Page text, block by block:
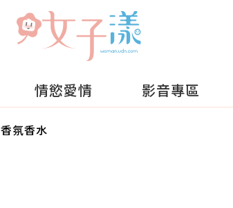
情慾愛情 影音專區
香氛香水